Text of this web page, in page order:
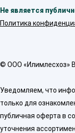
Не является
Политика
© OOO «Илимлесхоз»
Уведомляем, что
только для
публичная оферта в
уточнения